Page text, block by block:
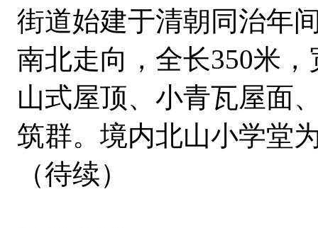
街道始建于清朝同治年
南北走向，全长350米
山式屋顶、小青瓦屋面
筑群。境内北山小学堂
（待续）